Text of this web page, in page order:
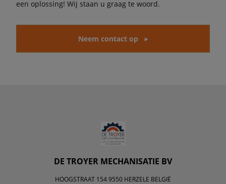
een oplossing! Wij staan u graag te woord.
Neem contact op
DE TROYER MECHANISATIE BV
HOOGSTRAAT 154 9550 HERZELE BELGIË